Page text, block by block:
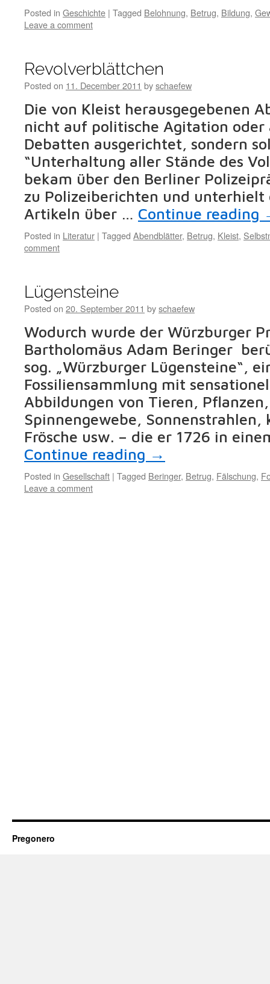
Posted in Geschichte | Tagged Belohnung, Betrug, Bildung,
Leave a comment
Revolverblättchen
Posted on 11. December 2011 byschaefew
Die von Kleist herausgegebenen
nicht auf politische Agitation oder
Debatten ausgerichtet, sondern
“Unterhaltung aller Stände des
bekam über den Berliner
zu Polizeiberichten und
Artikeln über … Continue reading
Posted in Literatur | Tagged Abendblätter, Betrug, Kleist,
comment
Lügensteine
Posted on 20. September 2011 byschaefew
Wodurch wurde der Würzburger
Bartholomäus Adam Beringer
sog. „Würzburger Lügensteine“,
Fossiliensammlung mit
Abbildungen von Tieren,
Spinnengewebe, Sonnenstrahlen,
Frösche usw. – die er 1726 in
Continue reading →
Posted in Gesellschaft | Tagged Beringer, Betrug, Fälschung,
Leave a comment
Pregonero